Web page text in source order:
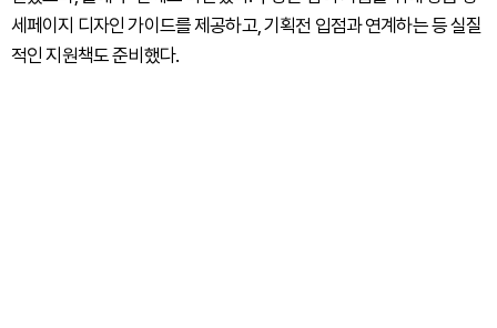
세페이지 디자인 가이드를 제공하고, 기획전 입점과 연계하는 등 실질
적인 지원책도 준비했다.